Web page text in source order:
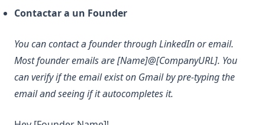
Contactar a un Founder
You can contact a founder through LinkedIn or email.
Most founder emails are [Name]@[CompanyURL]. You
can verify if the email exist on Gmail by pre-typing the
email and seeing if it autocompletes it.